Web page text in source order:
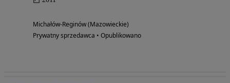
Michałów-Reginów (Mazowieckie)
Prywatny sprzedawca • Opublikowano